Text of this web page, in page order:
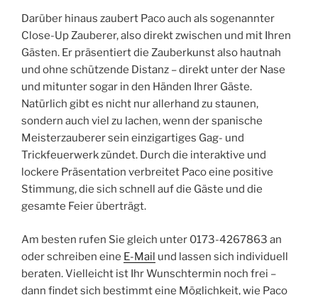
Darüber hinaus zaubert Paco auch als sogenannter
Close-Up Zauberer, also direkt zwischen und mit Ihren
Gästen. Er präsentiert die Zauberkunst also hautnah
und ohne schützende Distanz – direkt unter der Nase
und mitunter sogar in den Händen Ihrer Gäste.
Natürlich gibt es nicht nur allerhand zu staunen,
sondern auch viel zu lachen, wenn der spanische
Meisterzauberer sein einzigartiges Gag- und
Trickfeuerwerk zündet. Durch die interaktive und
lockere Präsentation verbreitet Paco eine positive
Stimmung, die sich schnell auf die Gäste und die
gesamte Feier überträgt.
Am besten rufen Sie gleich unter 0173-4267863 an
oder schreiben eine E-Mail und lassen sich individuell
beraten. Vielleicht ist Ihr Wunschtermin noch frei –
dann findet sich bestimmt eine Möglichkeit, wie Paco